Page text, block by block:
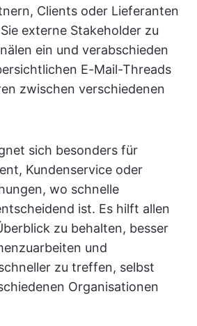
Clients oder Lieferanten
externe Stakeholder zu
ein und verabschieden
E-Mail-Threads
zwischen verschiedenen
sich besonders für
Kundenservice oder
wo schnelle
ist. Es hilft allen
zu behalten, besser
und
zu treffen, selbst
Organisationen